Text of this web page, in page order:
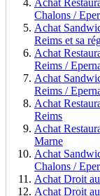
Chalons /
Achat
Reims et sa
Achat
Reims /
Achat
Reims /
Achat
Reims
Achat
Marne
Achat
Chalons /
Achat Droit
Achat Droit